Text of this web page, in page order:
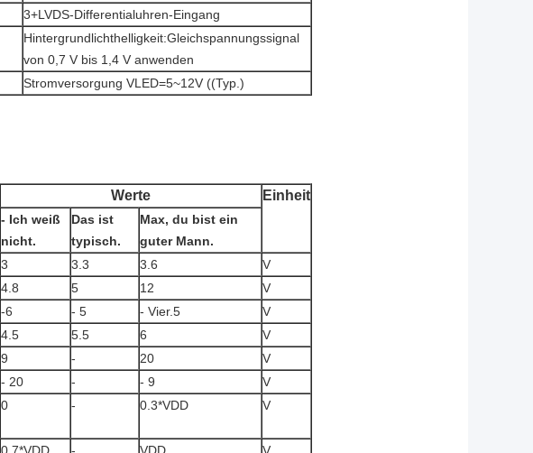
3+LVDS-Differentialuhren-Eingang
Hintergrundlichthelligkeit:Gleichspannungssignal
von 0,7 V bis 1,4 V anwenden
Stromversorgung VLED=5~12V ((Typ.)
Werte Einheit
- Ich weiß
nicht.
Das ist
typisch.
Max, du bist ein
guter Mann.
3 3.3 3.6
V
4.8 5 12
V
-6 - 5 - Vier.5
V
4.5 5.5 6
V
9 - 20
V
- 20 - - 9
V
0 - 0.3*VDD V